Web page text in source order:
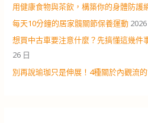
用健康食物與茶飲，構築你的身體防護
每天10分鐘的居家髖關節保養運動
想買中古車要注意什麼？先搞懂這幾件
26 日
別再說瑜珈只是伸展！4種關於內觀流